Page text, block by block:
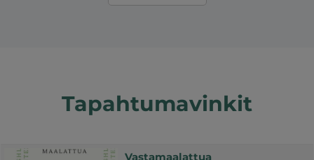
Tapahtumavinkit
Vastamaalattua